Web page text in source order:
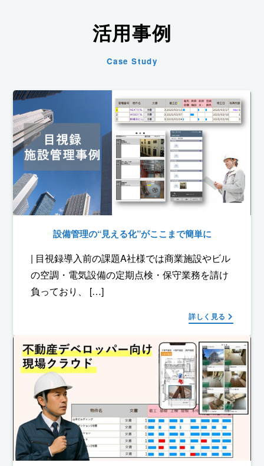
活用事例
Case Study
設備管理の“見える化”がここまで簡単に
| 目視録導入前の課題A社様では商業施設やビル
の空調・電気設備の定期点検・保守業務を請け
負っており、 […]
詳しく見る